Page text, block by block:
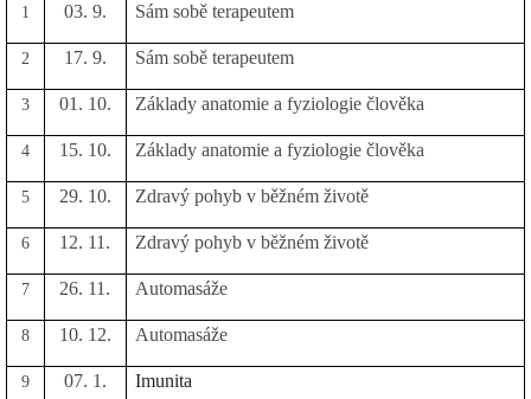
1 03. 9. Sám sobě terapeutem
2 17. 9. Sám sobě terapeutem
3 01. 10. Základy anatomie a fyziologie člověka
4 15. 10. Základy anatomie a fyziologie člověka
5 29. 10. Zdravý pohyb v běžném životě
6 12. 11. Zdravý pohyb v běžném životě
7 26. 11. Automasáže
8 10. 12. Automasáže
9 07. 1. Imunita